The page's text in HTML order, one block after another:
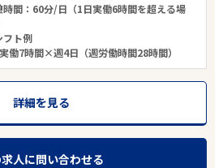
時間：60分/日（1日実働6時間を超える場
ト例
働7時間×週4日（週労働時間28時間）
詳細を見る
人に問い合わせる